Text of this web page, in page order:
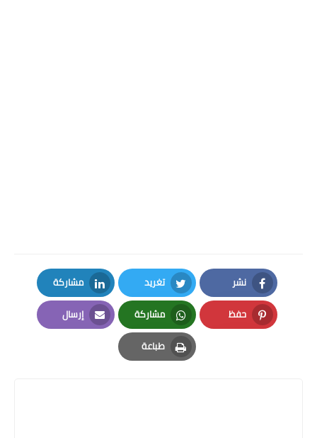
نشر
Facebook
تغريد
Twitter
مشاركة
LinkedIn
حفظ
Pinterest
مشاركة
Whatsapp
إرسال
Email
طباعة
Print